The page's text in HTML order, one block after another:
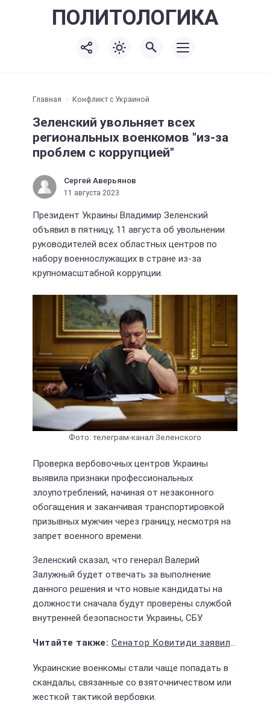
ПОЛИТОЛОГИКА
Главная Конфликт с Украиной
Зеленский увольняет всех
региональных военкомов "из-за
проблем с коррупцией"
Сергей Аверьянов
11 августа 2023
Президент Украины Владимир Зеленский
объявил в пятницу, 11 августа об увольнении
руководителей всех областных центров по
набору военнослужащих в стране из-за
крупномасштабной коррупции.
Фото: телеграм-канал Зеленского
Проверка вербовочных центров Украины
выявила признаки профессиональных
злоупотреблений, начиная от незаконного
обогащения и заканчивая транспортировкой
призывных мужчин через границу, несмотря на
запрет военного времени.
Зеленский сказал, что генерал Валерий
Залужный будет отвечать за выполнение
данного решения и что новые кандидаты на
должности сначала будут проверены службой
внутренней безопасности Украины, СБУ.
Сенатор Ковитиди заявила о подготовке НАТО к открытию второго фронта из-за провального контрнаступления ВСУ
Украинские военкомы стали чаще попадать в
скандалы, связанные со взяточничеством или
жесткой тактикой вербовки.